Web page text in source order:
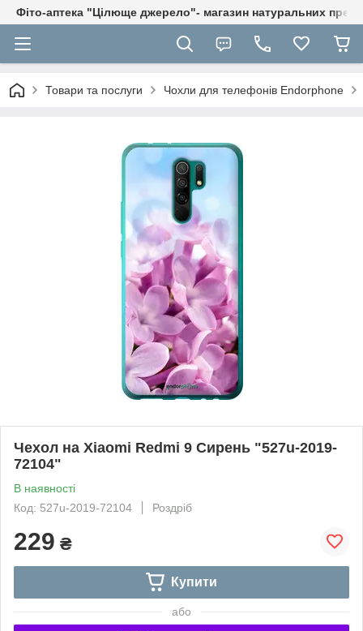
Фіто-аптека "Цілюще джерело"- магазин натуральних
Товари та послуги Чохли для телефонів Endorphone
Чехол на Xiaomi Redmi 9 Сирень "527u-2019-
72104"
В наявності
Код: 527u-2019-72104
Роздріб
229 ₴
Купити
або